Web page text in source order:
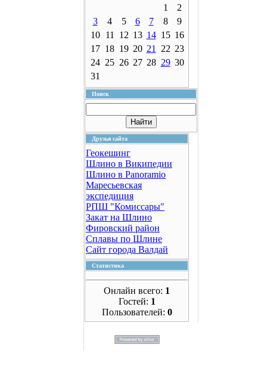
1
2
3
4 5 6 7 8
9
10
11 12 13 14 15 16
17 18 19 20 21 22 23
24 25 26 27 28 29 30
31
Поиск
Друзья сайта
Геокешинг
Шлино в Википедии
Шлино в Panoramio
Маресьевская
экспедиция
РПШ "Комиссары"
Закат на Шлино
Фировский район
Сплавы по Шлине
Сайт города Валдай
Статистика
Онлайн всего: 1
Гостей: 1
Пользователей: 0